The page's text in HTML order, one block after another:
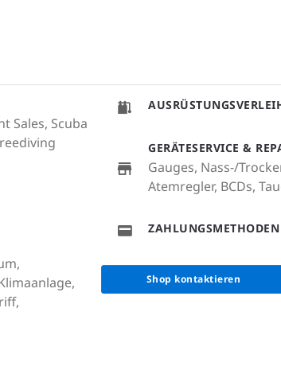
Sales, Scuba
GERÄTESERVICE &
Gauges, Nass-/
Atemregler, BCDs,
ZAHLUNGSMETHODEN
Shop kontaktieren